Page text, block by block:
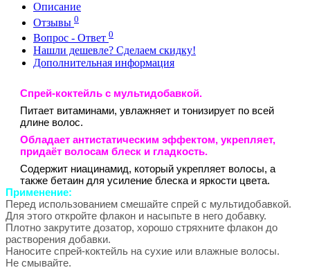
Описание
Отзывы 0
Вопрос - Ответ 0
Нашли дешевле? Сделаем скидку!
Дополнительная информация
Спрей-коктейль с мультидобавкой.
Питает витаминами, увлажняет и тонизирует по всей
длине волос.
Обладает антистатическим эффектом, укрепляет,
придаёт воло­сам блеск и гладкость.
Содержит ниацинамид, который укрепляет волосы, а
также бетаин для усиление блеска и яркости цвета.
Применение:
Перед использованием смешайте спрей с мультидобавкой.
Для этого откройте флакон и насыпьте в него добавку.
Плотно закрутите дозатор, хорошо стряхните флакон до
растворения добавки.
Наносите спрей-коктейль на сухие или влажные волосы.
Не смывайте.